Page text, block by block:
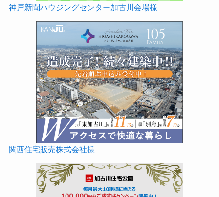
神戸新聞ハウジングセンター加古川会場様
関西住宅販売株式会社様